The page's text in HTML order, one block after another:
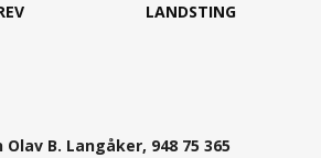
LANDSTING
B. Langåker, 948 75 365